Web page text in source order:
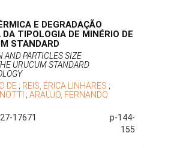
E DEGRADAÇÃO
TIPOLOGIA DE MINÉRIO DE
STANDARD
AND PARTICLES SIZE
URUCUM STANDARD
DE ; REIS, ÉRICA LINHARES ;
; ARAÚJO, FERNANDO
17671
p-144-
155